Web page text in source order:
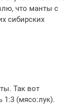
что манты с
сибирских
Так вот
(мясо:лук).